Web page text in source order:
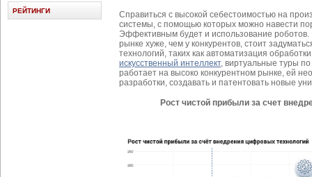
Справиться с высокой себестоимостью на
системы, с помощью которых можно навести
Эффективным будет и использование
рынке хуже, чем у конкурентов, стоит
технологий, таких как автоматизация
искусственный интеллект, виртуальные туры
работает на высоко конкурентном рынке, ей
разработки, создавать и патентовать новые
Рост чистой прибыли за счет
РЕЙТИНГИ